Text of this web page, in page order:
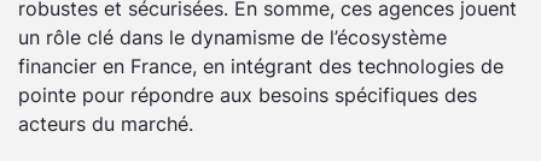
robustes et sécurisées. En somme, ces agences jouent
un rôle clé dans le dynamisme de l’écosystème
financier en France, en intégrant des technologies de
pointe pour répondre aux besoins spécifiques des
acteurs du marché.